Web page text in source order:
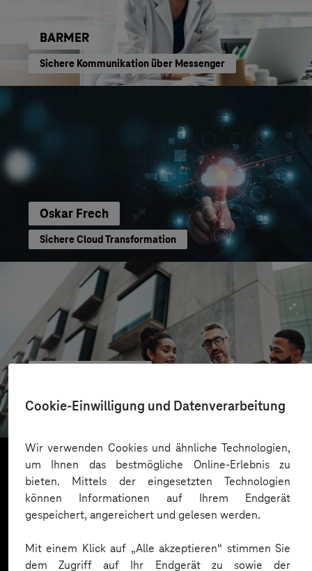
Cookie-Einwilligung und Datenverarbeitung
Wir verwenden Cookies und ähnliche Technologien,
um Ihnen das bestmögliche Online-Erlebnis zu
bieten. Mittels der eingesetzten Technologien
können Informationen auf Ihrem Endgerät
gespeichert, angereichert und gelesen werden.
Mit einem Klick auf „Alle akzeptieren“ stimmen Sie
dem Zugriff auf Ihr Endgerät zu sowie der
BARMER
Sichere Kommunikation über Messenger
Oskar Frech
Sichere Cloud Transformation
Erfolgreiche Transformation durch gezielte
Change-Begleitung
Mehr laden